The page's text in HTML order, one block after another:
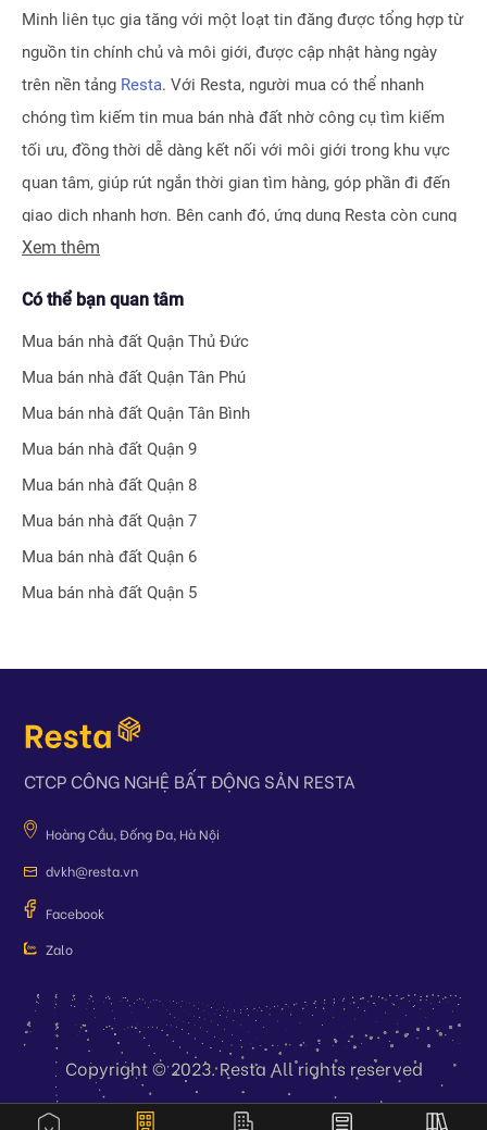
Minh liên tục gia tăng với một loạt tin đăng được tổng hợp từ
nguồn tin chính chủ và môi giới, được cập nhật hàng ngày
trên nền tảng Resta. Với Resta, người mua có thể nhanh
chóng tìm kiếm tin mua bán nhà đất nhờ công cụ tìm kiếm
tối ưu, đồng thời dễ dàng kết nối với môi giới trong khu vực
quan tâm, giúp rút ngắn thời gian tìm hàng, góp phần đi đến
giao dịch nhanh hơn. Bên cạnh đó, ứng dụng Resta còn cung
cấp công cụ Đăng tin vô cùng tiện ích, giúp người bán hay
tính điểm thông minh.
phát triển nhiều công cụ hỗ trợ tối ưu cho các nhà đầu tư bất
động sản chuyên nghiệp nhưTra cứu quy hoạch toàn quốc
miễn phí, Bộ lọc địa phương 360
Với nhiều công cụ tiện ích mà nền tảng mang lại, chúng tôi
tin rằngRestasẽ trở thành trợ thủ đắc lực cho nhà đầu tư
trong quá trình tìm kiếm và đầu tư bất động sản.
Xem thêm
Có thể bạn quan tâm
Mua bán nhà đất Quận Thủ Đức
Mua bán nhà đất Quận Tân Phú
Mua bán nhà đất Quận Tân Bình
Mua bán nhà đất Quận 9
Mua bán nhà đất Quận 8
Mua bán nhà đất Quận 7
Mua bán nhà đất Quận 6
Mua bán nhà đất Quận 5
CTCP CÔNG NGHỆ BẤT ĐỘNG SẢN RESTA
Hoàng Cầu, Đống Đa, Hà Nội
dvkh@resta.vn
Facebook
Zalo
Copyright © 2023. Resta All rights reserved